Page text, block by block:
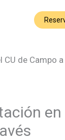
CU de Campo
en